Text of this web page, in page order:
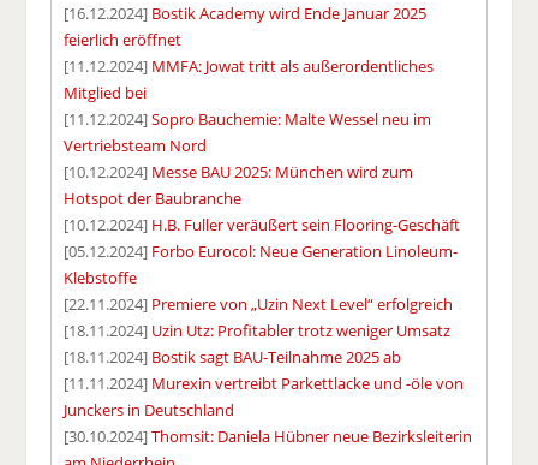
[16.12.2024] Bostik Academy wird Ende Januar 2025
feierlich eröffnet
[11.12.2024] MMFA: Jowat tritt als außerordentliches
Mitglied bei
[11.12.2024]Sopro Bauchemie: Malte Wessel neu im
Vertriebsteam Nord
[10.12.2024] Messe BAU 2025: München wird zum
Hotspot der Baubranche
[10.12.2024] H.B. Fuller veräußert sein Flooring-Geschäft
[05.12.2024] Forbo Eurocol: Neue Generation Linoleum-
Klebstoffe
[22.11.2024] Premiere von „Uzin Next Level“ erfolgreich
[18.11.2024] Uzin Utz: Profitabler trotz weniger Umsatz
[18.11.2024] Bostik sagt BAU-Teilnahme 2025 ab
[11.11.2024] Murexin vertreibt Parkettlacke und -öle von
Junckers in Deutschland
[30.10.2024]Thomsit: Daniela Hübner neue Bezirksleiterin